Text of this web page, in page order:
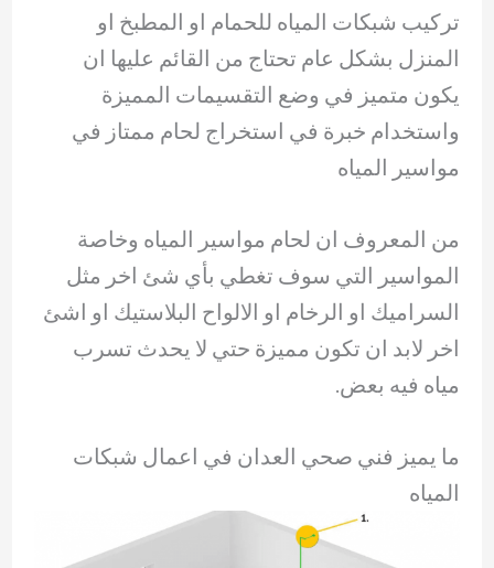
تركيب شبكات المياه للحمام او المطبخ او
المنزل بشكل عام تحتاج من القائم عليها ان
يكون متميز في وضع التقسيمات المميزة
واستخدام خبرة في استخراج لحام ممتاز في
مواسير المياه
من المعروف ان لحام مواسير المياه وخاصة
المواسير التي سوف تغطي بأي شئ اخر مثل
السراميك او الرخام او الالواح البلاستيك او اشئ
اخر لابد ان تكون مميزة حتي لا يحدث تسرب
مياه فيه بعض.
ما يميز فني صحي العدان في اعمال شبكات
المياه